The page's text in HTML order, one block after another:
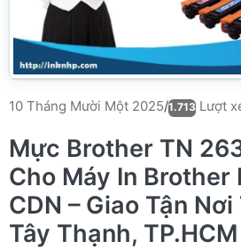
10 Tháng Mười Một 2025/1.713 Lượt
Mực Brother TN
Cho Máy In Brother
CDN – Giao Tận
Tây Thạnh, TP.HCM